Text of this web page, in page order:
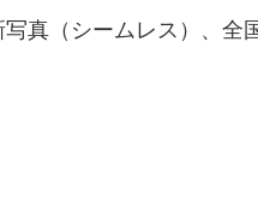
真（シームレス）、全